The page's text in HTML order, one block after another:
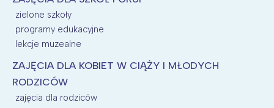
zielone szkoły
programy edukacyjne
lekcje muzealne
ZAJĘCIA DLA KOBIET W CIĄŻY I MŁODYCH
RODZICÓW
zajęcia dla rodziców